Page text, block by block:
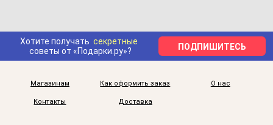
Хотите получать секретные
советы от «Подарки.ру»?
ПОДПИШИТЕСЬ
Магазинам Как оформить заказ О нас
Контакты Доставка